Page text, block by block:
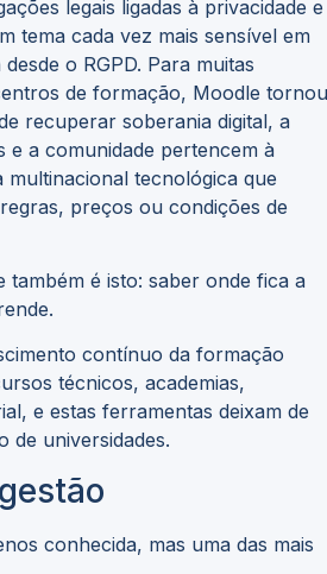
legais ligadas à privacidade e
tema cada vez mais sensível em
o RGPD. Para muitas
de formação, Moodle
recuperar soberania digital, a
e a comunidade pertencem à
multinacional tecnológica que
preços ou condições de
também é isto: saber onde fica a
contínuo da formação
técnicos, academias,
e estas ferramentas deixam de
de universidades.
conhecida, mas uma das mais